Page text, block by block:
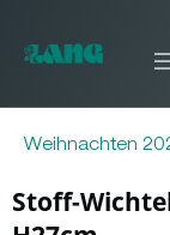
Weihnachten
Stoff-